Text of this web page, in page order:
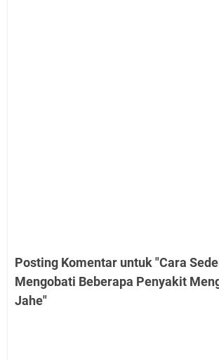
Posting Komentar untuk "Cara
Mengobati Beberapa Penyakit
Jahe"